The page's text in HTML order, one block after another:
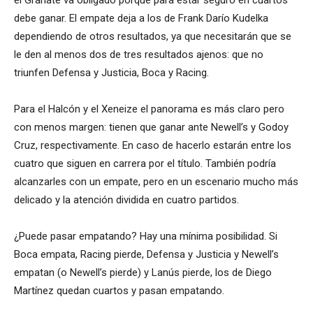
debe ganar. El empate deja a los de Frank Darío Kudelka
dependiendo de otros resultados, ya que necesitarán que se
le den al menos dos de tres resultados ajenos: que no
triunfen Defensa y Justicia, Boca y Racing.
Para el Halcón y el Xeneize el panorama es más claro pero
con menos margen: tienen que ganar ante Newell’s y Godoy
Cruz, respectivamente. En caso de hacerlo estarán entre los
cuatro que siguen en carrera por el título. También podría
alcanzarles con un empate, pero en un escenario mucho más
delicado y la atención dividida en cuatro partidos.
¿Puede pasar empatando? Hay una mínima posibilidad. Si
Boca empata, Racing pierde, Defensa y Justicia y Newell’s
empatan (o Newell’s pierde) y Lanús pierde, los de Diego
Martínez quedan cuartos y pasan empatando.